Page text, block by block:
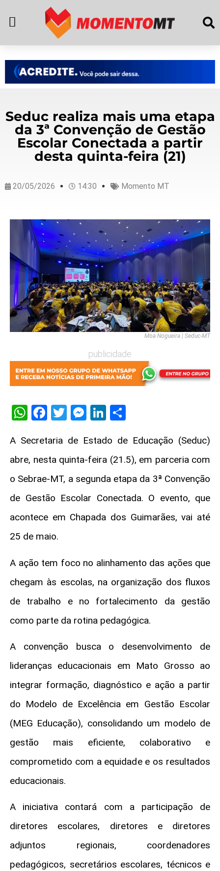
Seduc realiza mais uma etapa
da 3ª Convenção de Gestão
Escolar Conectada a partir
desta quinta-feira (21)
20/05/2026 14:30 Momento MT
Moa Nogueira | Seduc-MT
publicidade
WhatsApp
Facebook
Twitter
Messenger
LinkedIn
A Secretaria de Estado de Educação (Seduc)
abre, nesta quinta-feira (21.5), em parceria com
o Sebrae-MT, a segunda etapa da 3ª Convenção
de Gestão Escolar Conectada. O evento, que
acontece em Chapada dos Guimarães, vai até
25 de maio.
A ação tem foco no alinhamento das ações que
chegam às escolas, na organização dos fluxos
de trabalho e no fortalecimento da gestão
como parte da rotina pedagógica.
A convenção busca o desenvolvimento de
lideranças educacionais em Mato Grosso ao
integrar formação, diagnóstico e ação a partir
do Modelo de Excelência em Gestão Escolar
(MEG Educação), consolidando um modelo de
gestão mais eficiente, colaborativo e
comprometido com a equidade e os resultados
educacionais.
A iniciativa contará com a participação de
diretores escolares, diretores e diretores
adjuntos regionais, coordenadores
pedagógicos, secretários escolares, técnicos e